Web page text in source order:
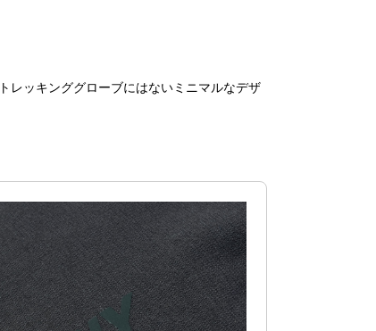
レッキンググローブにはないミニマルなデザ